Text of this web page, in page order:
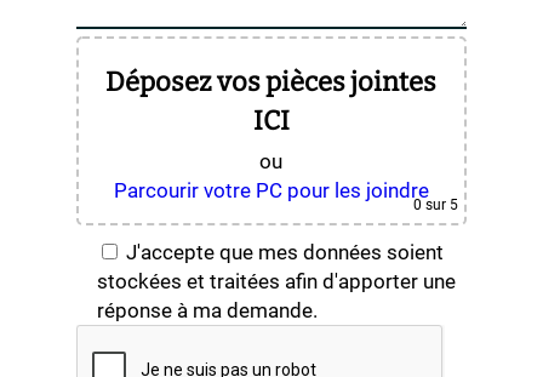
Déposez vos pièces jointes
ICI
ou
Parcourir votre PC pour les joindre
0 sur 5
J'accepte que mes données soient
stockées et traitées afin d'apporter une
réponse à ma demande.